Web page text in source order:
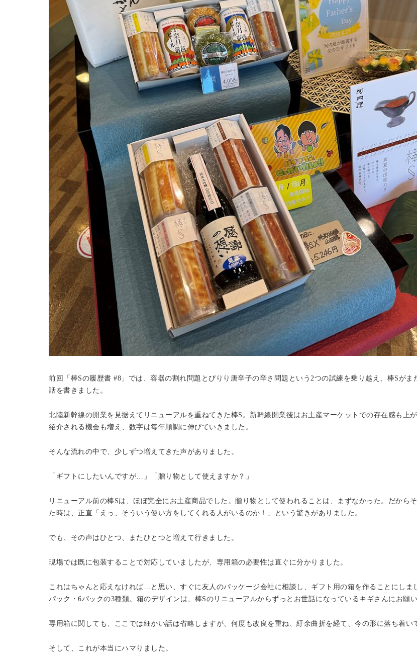
前回「棒Sの履歴書 #8」では、容器の割れ問題とぴりり唐辛子の辛さ問題という2つの試練を乗り越え、棒Sがま
話を書きました。
北陸新幹線の開業を見据えてリニューアルを重ねてきた棒S。新幹線開業後はお土産マーケットでの存在感も上
紹介される機会も増え、数字は毎年順調に伸びていきました。
そんな流れの中で、少しずつ増えてきた声がありました。
「ギフトにしたいんですが…」「贈り物として使えますか？」
リニューアル前の棒Sは、ほぼ完全にお土産商品でした。贈り物として使われることは、まずなかった。だから
た時は、正直「えっ、そういう使い方をしてくれる人がいるのか！」という驚きがありました。
でも、その声はひとつ、またひとつと増えて行きました。
現場では既に包装することで対応していましたが、専用箱の必要性は直ぐに分かりました。
これはちゃんと応えなければ…と思い、すぐに友人のパッケージ会社に相談し、ギフト用の箱を作ることにしま
パック・6パックの3種類。箱のデザインは、棒Sのリニューアルからずっとお世話になっているキギさんにお願い
専用箱に関しても、ここでは細かい話は省略しますが、何度も改良を重ね、紆余曲折を経て、今の形に落ち着い
そして、これが本当にハマりました。